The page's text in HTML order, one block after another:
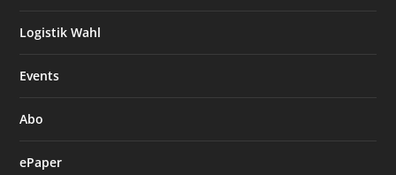
Logistik Wahl
Events
Abo
ePaper